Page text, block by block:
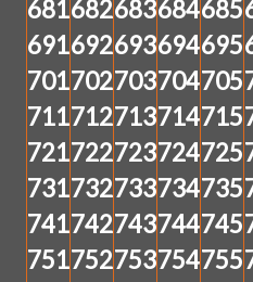
681682683684685
691692693694695
701702703704705
711712713714715
721722723724725
731732733734735
741742743744745
751752753754755